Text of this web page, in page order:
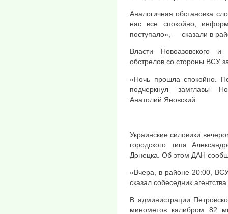
Аналогичная обстановка
нас все спокойно,
поступало», — сказали в
Власти Новоазовского и
обстрелов со стороны ВСУ
«Ночь прошла спокойно.
подчеркнул замглавы
Анатолий Яновский.
Украинские силовики
городского типа
Донецка. Об этом ДАН
«Вчера, в районе 20:00,
сказал собеседник агентства.
В администрации
минометов калибром 82